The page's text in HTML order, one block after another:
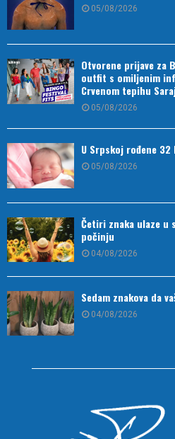
05/08/2026
Otvorene prijave za
outfit s omiljenim
Crvenom tepihu
05/08/2026
U Srpskoj rođene
05/08/2026
Četiri znaka ulaze u
počinju
04/08/2026
Sedam znakova da
04/08/2026